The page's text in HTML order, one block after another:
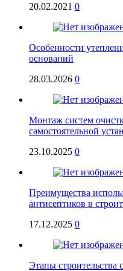
20.02.2021 0
Особенности
оснований
28.03.2026 0
Монтаж систем
самостоятельной
23.10.2025 0
Преимущества
антисептиков в
17.12.2025 0
Этапы строительства